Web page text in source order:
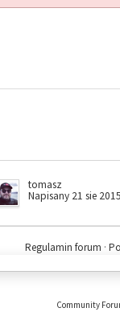
tomasz
Napisany 21 sie 2015
Regulamin forum ·
Community